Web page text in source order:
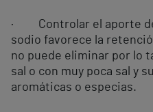
· Controlar el aporte de
sodio favorece la
no puede eliminar por lo
sal o con muy poca sal y
aromáticas o especias.